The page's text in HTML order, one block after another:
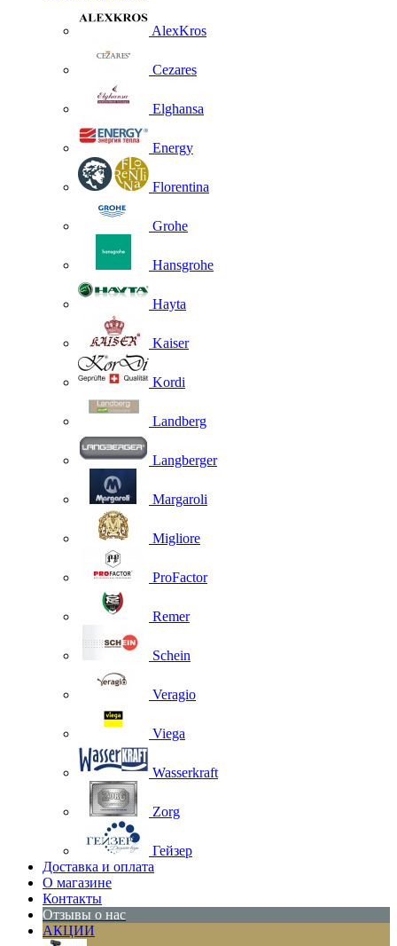
AlexKros
Cezares
Elghansa
Energy
Florentina
Grohe
Hansgrohe
Hayta
Kaiser
Kordi
Landberg
Langberger
Margaroli
Migliore
ProFactor
Remer
Schein
Veragio
Viega
Wasserkraft
Zorg
Гейзер
Доставка и оплата
О магазине
Контакты
Отзывы о нас
АКЦИИ